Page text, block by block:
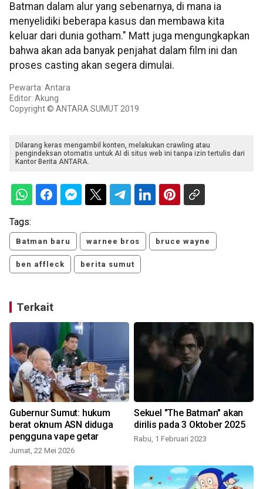
Batman dalam alur yang sebenarnya, di mana ia
menyelidiki beberapa kasus dan membawa kita
keluar dari dunia gotham." Matt juga mengungkapkan
bahwa akan ada banyak penjahat dalam film ini dan
proses casting akan segera dimulai.
Pewarta: Antara
Editor: Akung
Copyright © ANTARA SUMUT 2019
Dilarang keras mengambil konten, melakukan crawling atau
pengindeksan otomatis untuk AI di situs web ini tanpa izin tertulis dari
Kantor Berita ANTARA.
Tags:
Batman baru warnee bros bruce wayne
ben affleck berita sumut
Terkait
Gubernur Sumut: hukum
berat oknum ASN diduga
pengguna vape getar
Jumat, 22 Mei 2026
Sekuel "The Batman" akan
dirilis pada 3 Oktober 2025
Rabu, 1 Februari 2023